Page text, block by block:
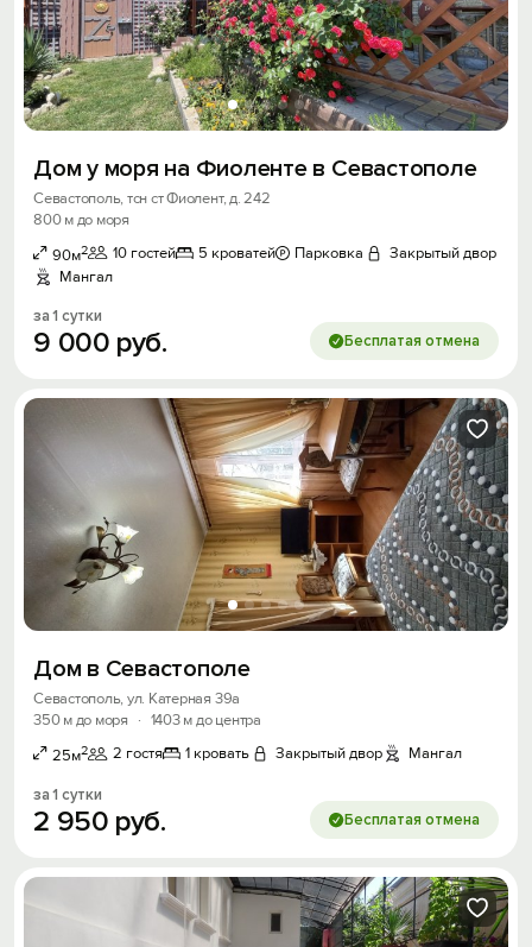
Дом у моря на Фиоленте в Севастополе
Севастополь, тсн ст Фиолент, д. 242
800 м до моря
90м2 10 гостей 5 кроватей Парковка
Закрытый двор
Мангал
за 1 сутки
9 000 руб. Бесплатая отмена
Дом в Севастополе
Севастополь, ул. Катерная 39а
350 м до моря
· 1403 м до центра
25м2 2 гостя 1 кровать Закрытый двор Мангал
за 1 сутки
2 950 руб. Бесплатая отмена